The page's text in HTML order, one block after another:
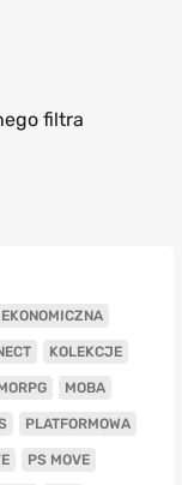
filtra
EKONOMICZNA
KOLEKCJE
MOBA
PLATFORMOWA
PS MOVE